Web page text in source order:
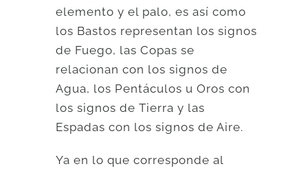
elemento y el palo, es así como
los Bastos representan los signos
de Fuego, las Copas se
relacionan con los signos de
Agua, los Pentáculos u Oros con
los signos de Tierra y las
Espadas con los signos de Aire.
Ya en lo que corresponde al